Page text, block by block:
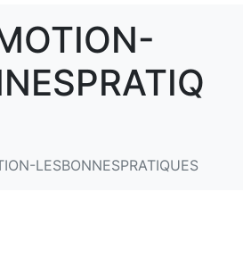
LESBONNESPRATIQUES